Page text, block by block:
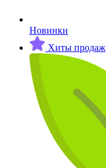
Новинки
Хиты продаж